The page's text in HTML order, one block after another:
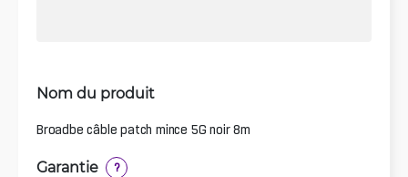
Nom du produit
Broadbe câble patch mince 5G noir 8m
Garantie ?